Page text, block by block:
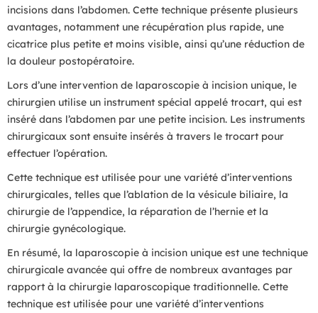
incisions dans l’abdomen. Cette technique présente plusieurs
avantages, notamment une récupération plus rapide, une
cicatrice plus petite et moins visible, ainsi qu’une réduction de
la douleur postopératoire.
Lors d’une intervention de laparoscopie à incision unique, le
chirurgien utilise un instrument spécial appelé trocart, qui est
inséré dans l’abdomen par une petite incision. Les instruments
chirurgicaux sont ensuite insérés à travers le trocart pour
effectuer l’opération.
Cette technique est utilisée pour une variété d’interventions
chirurgicales, telles que l’ablation de la vésicule biliaire, la
chirurgie de l’appendice, la réparation de l’hernie et la
chirurgie gynécologique.
En résumé, la laparoscopie à incision unique est une technique
chirurgicale avancée qui offre de nombreux avantages par
rapport à la chirurgie laparoscopique traditionnelle. Cette
technique est utilisée pour une variété d’interventions